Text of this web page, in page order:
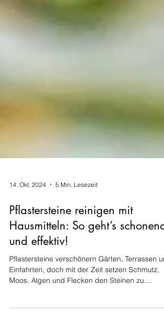
14. Okt. 2024 5 Min. Lesezeit
Pflastersteine reinigen mit
Hausmitteln: So geht’s schonend
und effektiv!
Pflastersteine verschönern Gärten, Terrassen